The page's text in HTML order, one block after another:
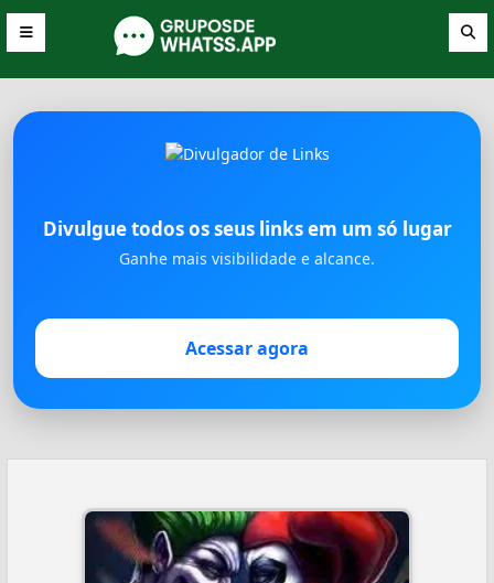
Divulgue todos os seus links em um só lugar
Ganhe mais visibilidade e alcance.
Acessar agora